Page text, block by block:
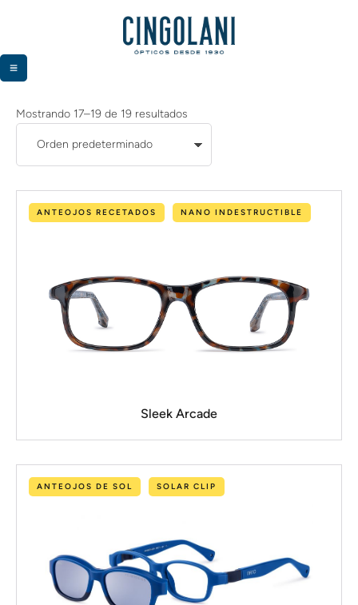
Mostrando 17–19 de 19 resultados
ANTEOJOS RECETADOS NANO INDESTRUCTIBLE
Sleek Arcade
ANTEOJOS DE SOL SOLAR CLIP